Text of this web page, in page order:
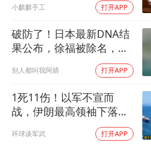
乐享全民健身
小麒麒手工 打开APP
破防了！日本最新DNA结
果公布，徐福被除名，祖
别人都叫我阿腈 打开APP
1死11伤！以军不宣而
战，伊朗最高领袖下落不
明？特朗普发出通牒
环球谈军武 打开APP